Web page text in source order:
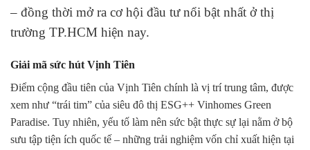
– đồng thời mở ra cơ hội đầu tư nổi bật nhất ở thị
trường TP.HCM hiện nay.
Giải mã sức hút Vịnh Tiên
Điểm cộng đầu tiên của Vịnh Tiên chính là vị trí trung tâm, được
xem như “trái tim” của siêu đô thị ESG++ Vinhomes Green
Paradise. Tuy nhiên, yếu tố làm nên sức bật thực sự lại nằm ở bộ
sưu tập tiện ích quốc tế – những trải nghiệm vốn chỉ xuất hiện tại